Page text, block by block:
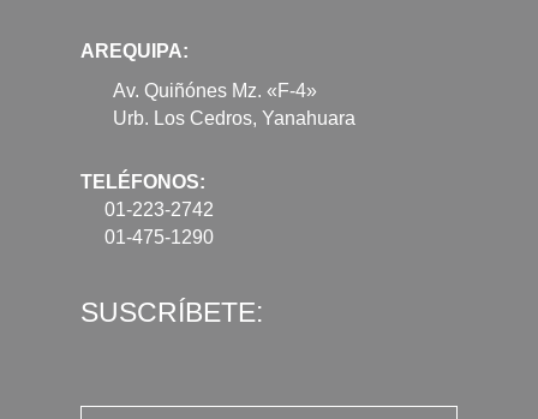
AREQUIPA:
Av. Quiñónes Mz. «F-4»
Urb. Los Cedros, Yanahuara
TELÉFONOS:
01-223-2742
01-475-1290
SUSCRÍBETE: